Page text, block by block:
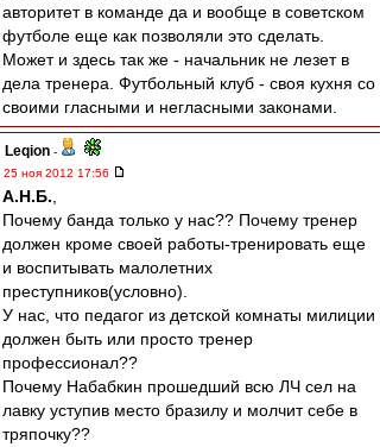
авторитет в команде да и вообще в советском
футболе еще как позволяли это сделать.
Может и здесь так же - начальник не лезет в
дела тренера. Футбольный клуб - своя кухня со
своими гласными и негласными законами.
Leqion -
25 ноя 2012 17:56
А.Н.Б.
Почему банда только у нас?? Почему тренер
должен кроме своей работы-тренировать еще
и воспитывать малолетних
преступников(условно).
У нас, что педагог из детской комнаты милиции
должен быть или просто тренер
профессионал??
Почему Набабкин прошедший всю ЛЧ сел на
лавку уступив место бразилу и молчит себе в
тряпочку??